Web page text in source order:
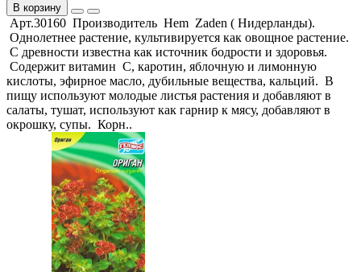
В корзину
Арт.30160 Производитель Hem Zaden ( Нидерланды).
Однолетнее растение, культивируется как овощное растение.
С древности известна как источник бодрости и здоровья.
Содержит витамин С, каротин, яблочную и лимонную
кислоты, эфирное масло, дубильные вещества, кальций. В
пищу используют молодые листья растения и добавляют в
салаты, тушат, используют как гарнир к мясу, добавляют в
окрошку, супы. Корн..